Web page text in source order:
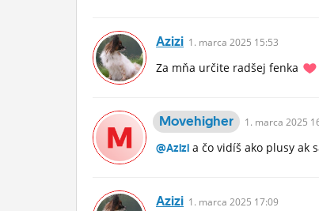
Azizi 1. marca 2025 15:53
Za mňa určite radšej fenka
Movehigher 1. marca 2025
@Azizi a čo vidíš ako plusy ak
Azizi 1. marca 2025 17:09